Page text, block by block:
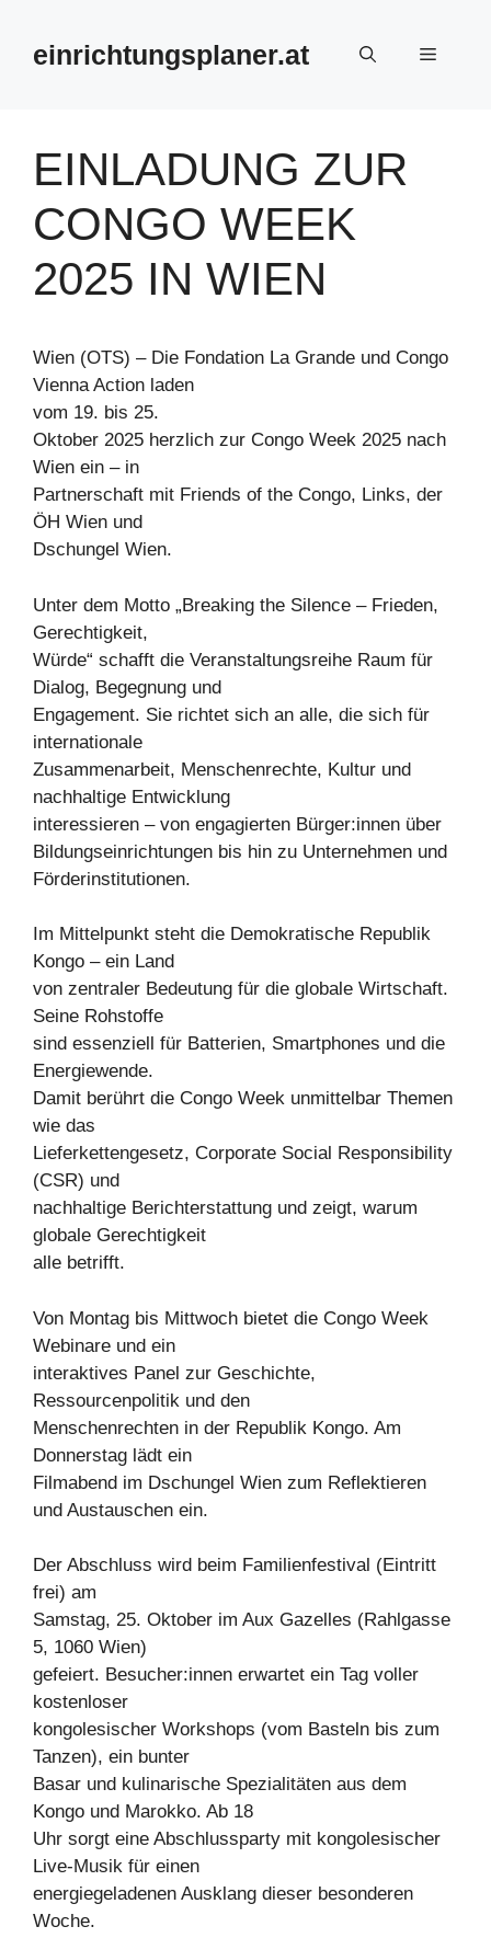
springeneinrichtungsplaner.at Menü
EINLADUNG ZUR
CONGO WEEK
2025 IN WIEN
Wien (OTS) – Die Fondation La Grande und Congo
Vienna Action laden
vom 19. bis 25.
Oktober 2025 herzlich zur Congo Week 2025 nach
Wien ein – in
Partnerschaft mit Friends of the Congo, Links, der
ÖH Wien und
Dschungel Wien.
Unter dem Motto „Breaking the Silence – Frieden,
Gerechtigkeit,
Würde“ schafft die Veranstaltungsreihe Raum für
Dialog, Begegnung und
Engagement. Sie richtet sich an alle, die sich für
internationale
Zusammenarbeit, Menschenrechte, Kultur und
nachhaltige Entwicklung
interessieren – von engagierten Bürger:innen über
Bildungseinrichtungen bis hin zu Unternehmen und
Förderinstitutionen.
Im Mittelpunkt steht die Demokratische Republik
Kongo – ein Land
von zentraler Bedeutung für die globale Wirtschaft.
Seine Rohstoffe
sind essenziell für Batterien, Smartphones und die
Energiewende.
Damit berührt die Congo Week unmittelbar Themen
wie das
Lieferkettengesetz, Corporate Social Responsibility
(CSR) und
nachhaltige Berichterstattung und zeigt, warum
globale Gerechtigkeit
alle betrifft.
Von Montag bis Mittwoch bietet die Congo Week
Webinare und ein
interaktives Panel zur Geschichte,
Ressourcenpolitik und den
Menschenrechten in der Republik Kongo. Am
Donnerstag lädt ein
Filmabend im Dschungel Wien zum Reflektieren
und Austauschen ein.
Der Abschluss wird beim Familienfestival (Eintritt
frei) am
Samstag, 25. Oktober im Aux Gazelles (Rahlgasse
5, 1060 Wien)
gefeiert. Besucher:innen erwartet ein Tag voller
kostenloser
kongolesischer Workshops (vom Basteln bis zum
Tanzen), ein bunter
Basar und kulinarische Spezialitäten aus dem
Kongo und Marokko. Ab 18
Uhr sorgt eine Abschlussparty mit kongolesischer
Live-Musik für einen
energiegeladenen Ausklang dieser besonderen
Woche.